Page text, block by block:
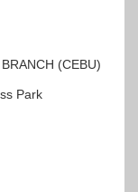
(CEBU)
Park